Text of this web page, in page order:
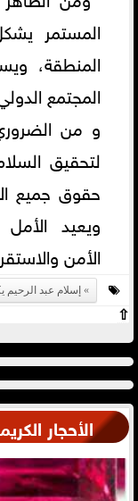
المستمر
المنطقة،
المجتمع
و من
لتحقيق
حقوق جميع
ويعيد
الأمن
إسلام عبد
⇧
الأحجار